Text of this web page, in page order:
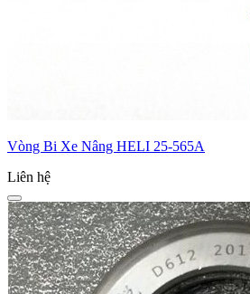
Vòng Bi Xe Nâng HELI 25-565A
Liên hệ